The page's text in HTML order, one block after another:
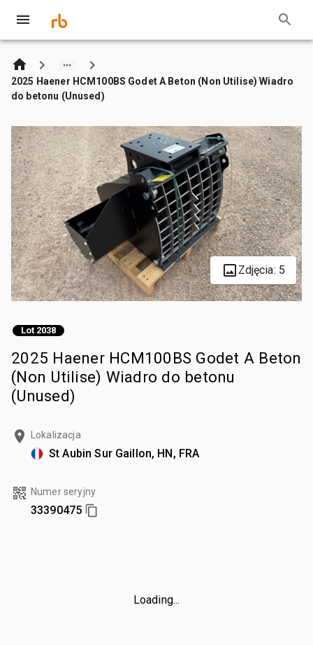
2025 Haener HCM100BS Godet A Beton (Non Utilise) Wiadro
do betonu (Unused)
Zdjęcia: 5
Lot 2038
2025 Haener HCM100BS Godet A Beton
(Non Utilise) Wiadro do betonu
(Unused)
Lokalizacja
St Aubin Sur Gaillon, HN, FRA
Numer seryjny
33390475
Loading...